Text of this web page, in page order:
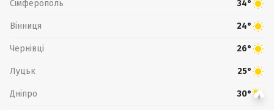
Сімферополь 34°
Вінниця 24°
Чернівці 26°
Луцьк 25°
Дніпро 30°